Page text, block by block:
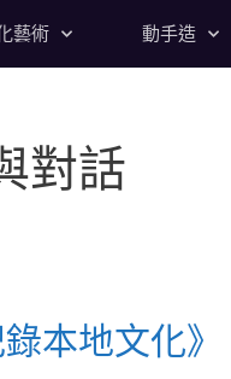
藝術 動手造
對話
本地文化》